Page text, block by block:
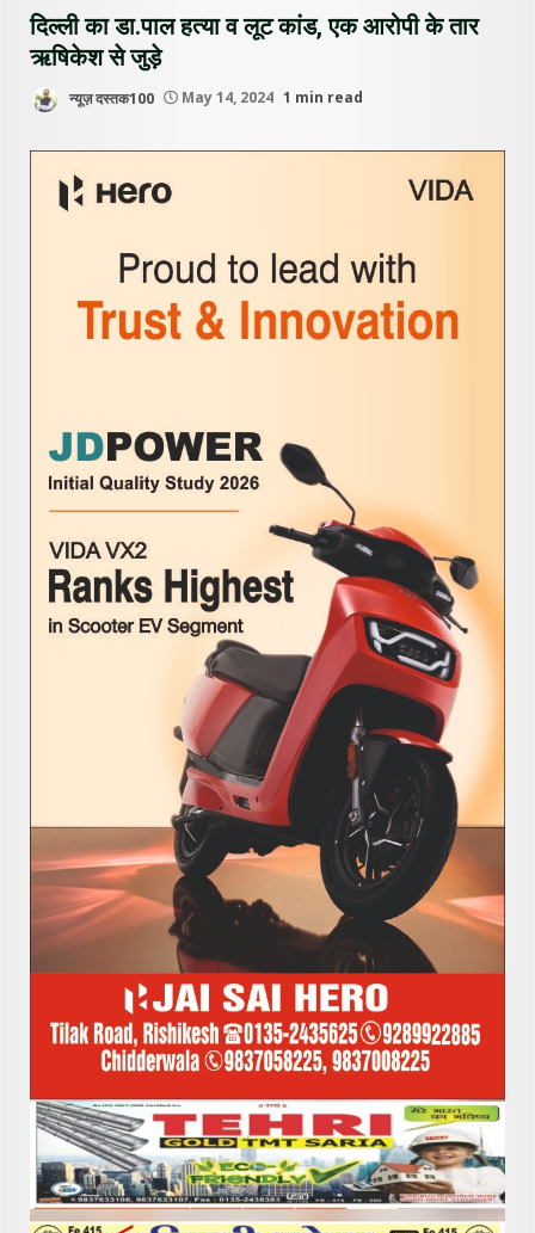
दिल्ली का डा.पाल हत्या व लूट कांड, एक आरोपी के तार
ऋषिकेश से जुड़े
न्यूज़ दस्तक100 May 14, 2024 1 min read